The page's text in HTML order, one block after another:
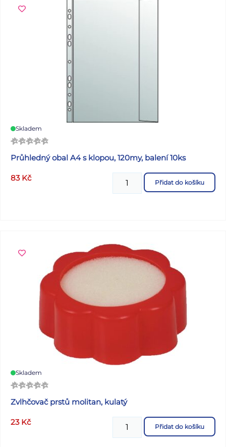
Skladem
Průhledný obal A4 s klopou, 120my, balení 10ks
83 Kč Přidat do košíku
Skladem
Zvlhčovač prstů molitan, kulatý
23 Kč Přidat do košíku